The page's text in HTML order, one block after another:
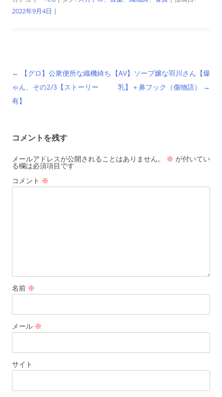
2022年9月4日 |
投
稿
ナ
ー
シ
ョ
ン
←
【グロ】公衆便所な織機綺ち
ゃん、その2/3【ストーリー
有】
【AV】ソープ嬢な羽川さん【爆
乳】＋鼻フック（傷物語）
→
コメントを残す
メールアドレスが公開されることはありません。 ※ が付いてい
る欄は必須項目です
コメント ※
名前 ※
メール ※
サイト